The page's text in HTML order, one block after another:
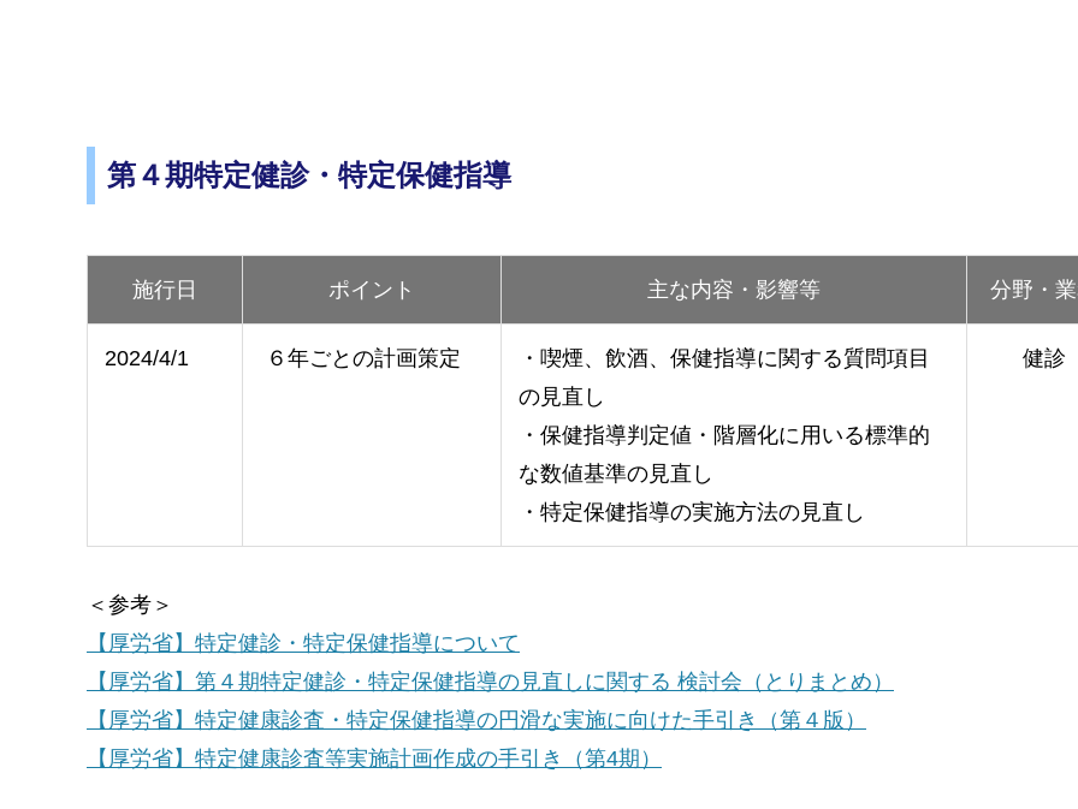
第４期特定健診・特定保健指導
施行日 ポイント 主な内容・影響等 分野・
2024/4/1 ６年ごとの計画策定
・喫煙、飲酒、保健指導に関する質問項目
の見直し
・保健指導判定値・階層化に用いる標準的
な数値基準の見直し
・特定保健指導の実施方法の見直し
健診
＜参考＞
【厚労省】特定健診・特定保健指導について
【厚労省】第４期特定健診・特定保健指導の見直しに関する 検討会（とりまとめ）
【厚労省】特定健康診査・特定保健指導の円滑な実施に向けた手引き（第４版）
【厚労省】特定健康診査等実施計画作成の手引き（第4期）